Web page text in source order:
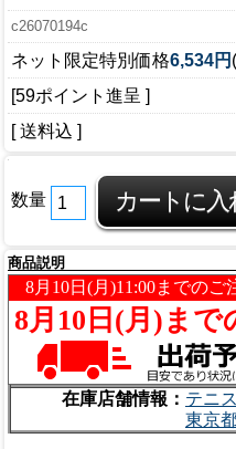
c26070194c
ネット限定特別価格6,534円
[59ポイント進呈 ]
[ 送料込 ]
数量
商品説明
在庫店舗情報： テニ
東京